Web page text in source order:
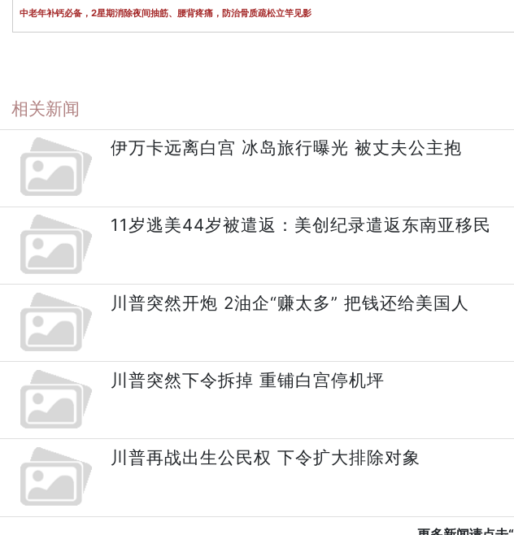
中老年补钙必备，2星期消除夜间抽筋、腰背疼痛，防治骨质疏松立竿见影
相关新闻
伊万卡远离白宫 冰岛旅行曝光 被丈夫公主抱
11岁逃美44岁被遣返：美创纪录遣返东南亚移民
川普突然开炮 2油企“赚太多” 把钱还给美国人
川普突然下令拆掉 重铺白宫停机坪
川普再战出生公民权 下令扩大排除对象